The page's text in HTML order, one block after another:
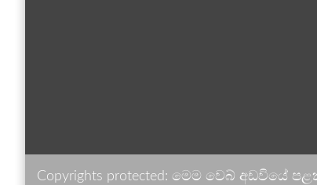
Copyrights protected: මෙම වෙබ්